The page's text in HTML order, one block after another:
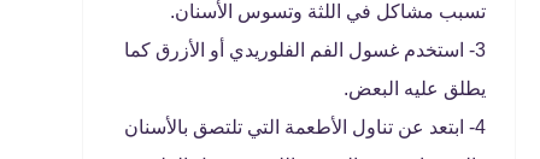
تسبب مشاكل في اللثة وتسوس الأسنان.
3- استخدم غسول الفم الفلوريدي أو الأزرق كما
يطلق عليه البعض.
4- ابتعد عن تناول الأطعمة التي تلتصق بالأسنان